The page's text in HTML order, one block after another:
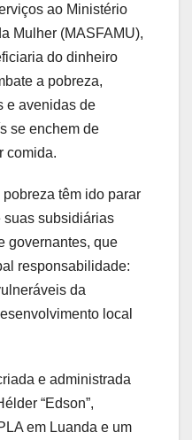
ao Ministério
Mulher (MASFAMU),
do dinheiro
a pobreza,
e avenidas de
se enchem de
comida.
têm ido parar
suas subsidiárias
governantes, que
responsabilidade:
da
local
e administrada
“Edson”,
em Luanda e um